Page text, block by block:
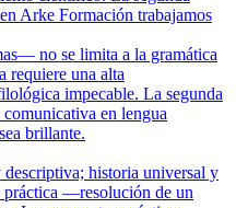
Arke Formación trabajamos
no se limita a la gramática
requiere una alta
impecable. La segunda
en lengua
brillante.
descriptiva; historia universal y
práctica —resolución de un